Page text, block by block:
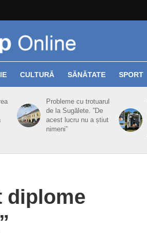
CULTURĂ SĂNĂTATE SPORT
Probleme cu trotuarul
de la Sugălete. ”De
acest lucru nu a știut
nimeni”
diplome